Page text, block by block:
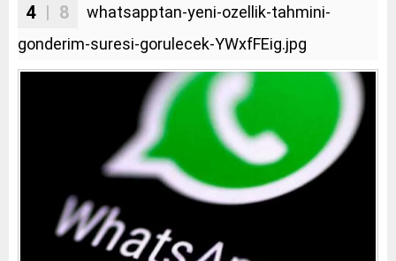
4 | 8
whatsapptan-yeni-ozellik-tahmini-
gonderim-suresi-gorulecek-YWxfFEig.jpg